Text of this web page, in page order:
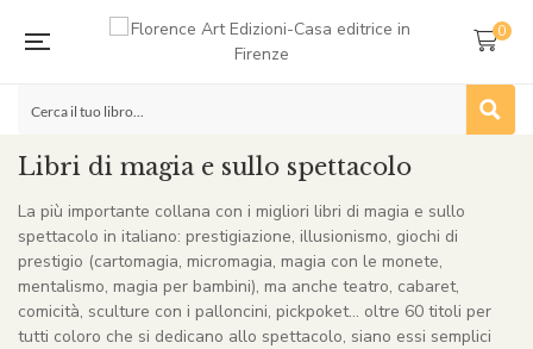
0
Libri di magia e sullo spettacolo
La più importante collana con i migliori libri di magia e sullo
spettacolo in italiano: prestigiazione, illusionismo, giochi di
prestigio (cartomagia, micromagia, magia con le monete,
mentalismo, magia per bambini), ma anche teatro, cabaret,
comicità, sculture con i palloncini, pickpoket… oltre 60 titoli per
tutti coloro che si dedicano allo spettacolo, siano essi semplici